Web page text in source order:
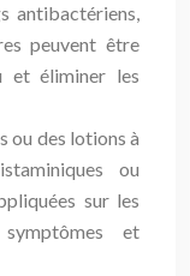
antibactériens,
peuvent être
et éliminer les
ou des lotions à
ou
sur les
et